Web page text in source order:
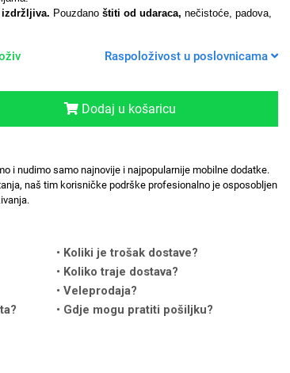
izdržljiva. Pouzdano štiti od udaraca, nečistoće, padova,
Raspoloživost u poslovnicama
Dodaj u košaricu
i nudimo samo najnovije i najpopularnije mobilne dodatke.
naš tim korisničke podrške profesionalno je osposobljen
Koliki je trošak dostave?
Koliko traje dostava?
Veleprodaja?
Gdje mogu pratiti pošiljku?